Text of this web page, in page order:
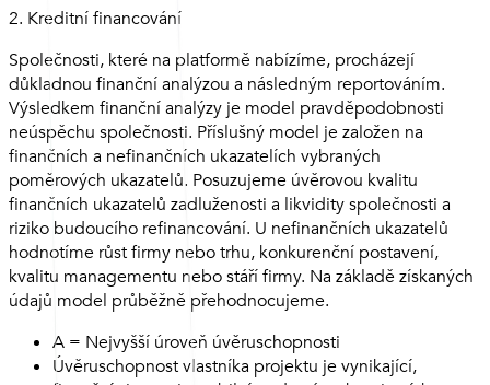
2. Kreditní financování
Společnosti, které na platformě nabízíme, procházejí
důkladnou finanční analýzou a následným reportováním.
Výsledkem finanční analýzy je model pravděpodobnosti
neúspěchu společnosti. Příslušný model je založen na
finančních a nefinančních ukazatelích vybraných
poměrových ukazatelů. Posuzujeme úvěrovou kvalitu
finančních ukazatelů zadluženosti a likvidity společnosti a
riziko budoucího refinancování. U nefinančních ukazatelů
hodnotíme růst firmy nebo trhu, konkurenční postavení,
kvalitu managementu nebo stáří firmy. Na základě získaných
údajů model průběžně přehodnocujeme.
A = Nejvyšší úroveň úvěruschopnosti
Úvěruschopnost vlastníka projektu je vynikající,